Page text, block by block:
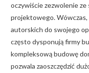
oczywiście zezwolenie
projektowego.
autorskich do swojego
często dysponują firmy
kompleksową budowę
pozwala zaoszczędzić